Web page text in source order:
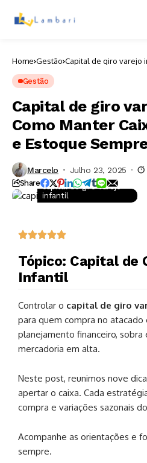
Home Gestão Capital de giro varejo
Gestão
Capital de giro
Como Manter
e Estoque
Marcelo Julho 23, 2025
Share capital de giro varejo
infantil
Tópico: Capital de
Infantil
Controlar o capital de giro
para quem compra no
planejamento financeiro,
mercadoria em alta.
Neste post, reunimos nove
apertar o caixa. Cada
compra e variações sazonais
Acompanhe as orientações e
sempre.